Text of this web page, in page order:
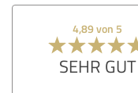
4,89 von 5
SEHR GUT